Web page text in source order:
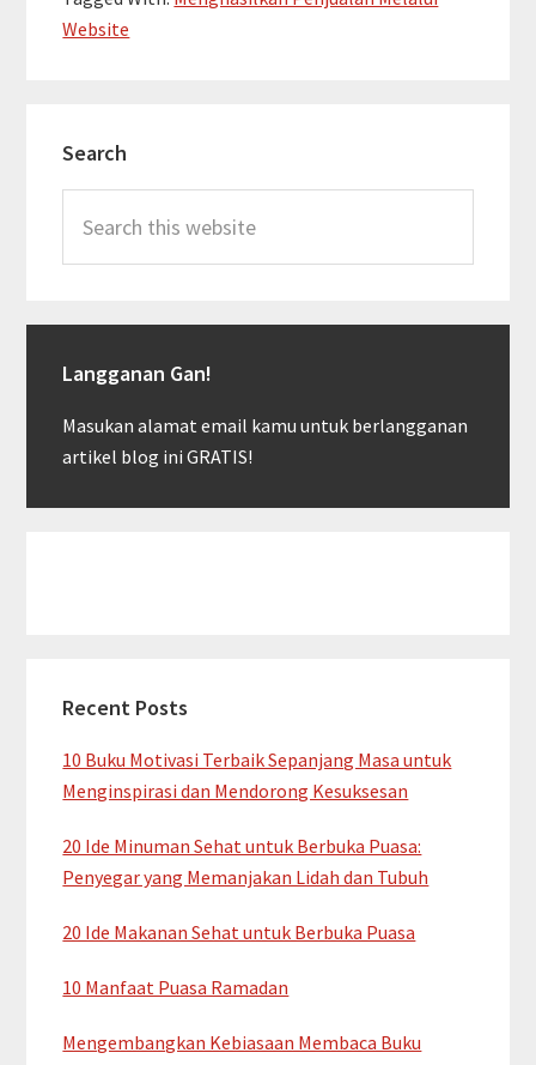
Website
Website
Sidebar
Search
this
website
Langganan Gan!
Masukan alamat email kamu untuk berlangganan
artikel blog ini GRATIS!
Recent Posts
10 Buku Motivasi Terbaik Sepanjang Masa untuk
Menginspirasi dan Mendorong Kesuksesan
20 Ide Minuman Sehat untuk Berbuka Puasa:
Penyegar yang Memanjakan Lidah dan Tubuh
20 Ide Makanan Sehat untuk Berbuka Puasa
10 Manfaat Puasa Ramadan
Mengembangkan Kebiasaan Membaca Buku